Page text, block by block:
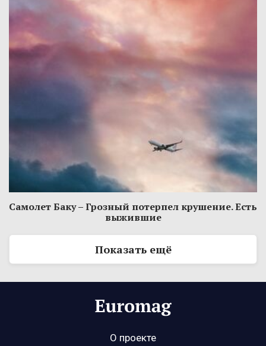
Самолет Баку – Грозный потерпел крушение. Есть
выжившие
Показать ещё
О проекте